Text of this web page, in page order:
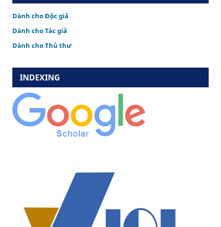
Dành cho Độc giả
Dành cho Tác giả
Dành cho Thủ thư
INDEXING